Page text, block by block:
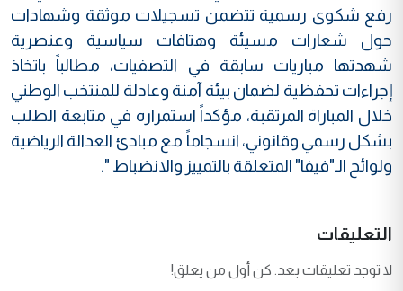
رفع شكوى رسمية تتضمن تسجيلات موثقة وشهادات
حول شعارات مسيئة وهتافات سياسية وعنصرية
شهدتها مباريات سابقة في التصفيات، مطالباً باتخاذ
إجراءات تحفظية لضمان بيئة آمنة وعادلة للمنتخب الوطني
خلال المباراة المرتقبة، مؤكداً استمراره في متابعة الطلب
بشكل رسمي وقانوني، انسجاماً مع مبادئ العدالة الرياضية
ولوائح الـ"فيفا" المتعلقة بالتمييز والانضباط ".
التعليقات
لا توجد تعليقات بعد. كن أول من يعلق!